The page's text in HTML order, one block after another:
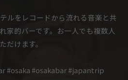
ルをレコードから流れる音楽と共
家的バーです。お一人でも複数人
だけます。
#osaka #osakabar #japantrip